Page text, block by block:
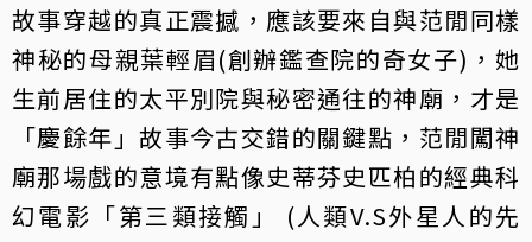
故事穿越的真正震撼，應該要來自與范閒同樣
神秘的母親葉輕眉(創辦鑑查院的奇女子)，她
生前居住的太平別院與秘密通往的神廟，才是
「慶餘年」故事今古交錯的關鍵點，范閒闖神
廟那場戲的意境有點像史蒂芬史匹柏的經典科
幻電影「第三類接觸」 (人類V.S外星人的先